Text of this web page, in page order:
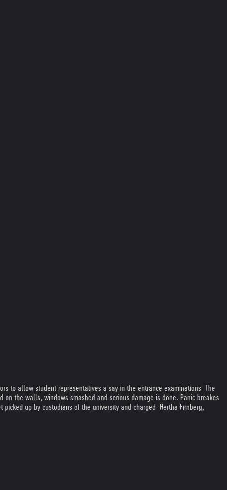
to allow student representatives a say in the entrance examinations. The
the walls, windows smashed and serious damage is done. Panic breakes
up by custodians of the university and charged. Hertha Firnberg,